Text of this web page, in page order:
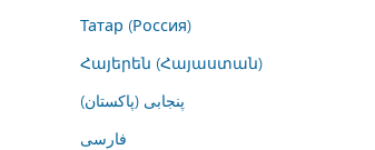
Татар (Россия)
Հայերեն (Հայաստան)
پنجابی (پاکستان)
فارسى